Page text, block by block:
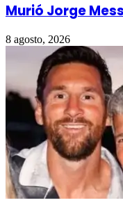
Murió Jorge
8 agosto, 2026